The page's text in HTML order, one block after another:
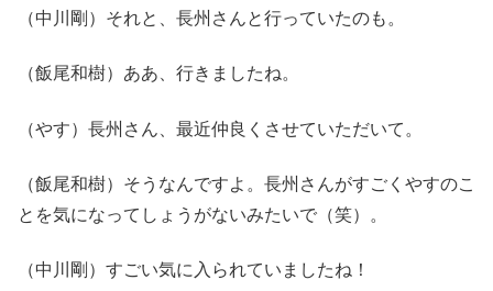
（中川剛）それと、長州さんと行っていたのも。
（飯尾和樹）ああ、行きましたね。
（やす）長州さん、最近仲良くさせていただいて。
（飯尾和樹）そうなんですよ。長州さんがすごくやすのこ
とを気になってしょうがないみたいで（笑）。
（中川剛）すごい気に入られていましたね！